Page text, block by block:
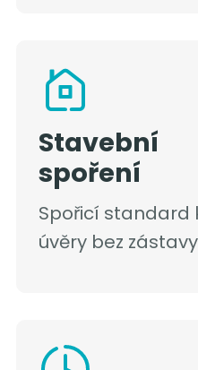
Stavební
spoření
Spořicí standard
úvěry bez